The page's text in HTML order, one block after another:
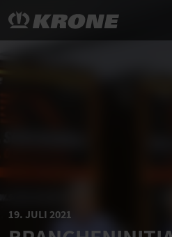
19. JULI 2021